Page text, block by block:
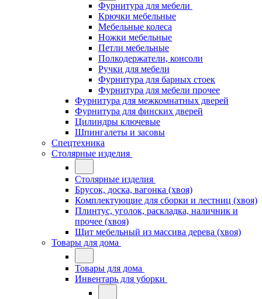
Фурнитура для мебели
Крючки мебельные
Мебельные колеса
Ножки мебельные
Петли мебельные
Полкодержатели, консоли
Ручки для мебели
Фурнитура для барных стоек
Фурнитура для мебели прочее
Фурнитура для межкомнатных дверей
Фурнитура для финских дверей
Цилиндры ключевые
Шпингалеты и засовы
Спецтехника
Столярные изделия
Столярные изделия
Брусок, доска, вагонка (хвоя)
Комплектующие для сборки и лестниц (хвоя)
Плинтус, уголок, раскладка, наличник и
прочее (хвоя)
Щит мебельный из массива дерева (хвоя)
Товары для дома
Товары для дома
Инвентарь для уборки